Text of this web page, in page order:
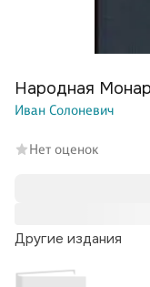
Другие издания
Народная
Иван Солоневич
Нет оценок